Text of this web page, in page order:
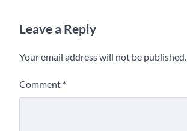
Leave a Reply
Your email address will not be published.
Comment *